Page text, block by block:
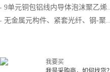
· 9单元铜包铝线内导体泡沫聚乙烯绝缘铝塑复合编织外导体低烟无卤阻燃聚烯烃护套集束同轴电缆
· 无金属元构件、紧套光纤、钢-聚乙烯粘结护套室内外光缆
我要买